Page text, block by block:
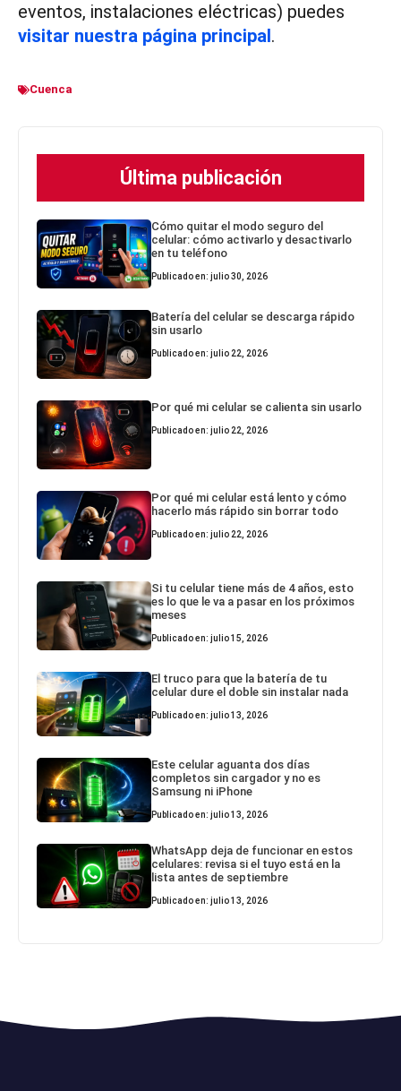
eventos, instalaciones eléctricas) puedes
visitar nuestra página principal.
Cuenca
Última publicación
Cómo quitar el modo seguro del
celular: cómo activarlo y desactivarlo
en tu teléfono
Publicado en: julio 30, 2026
Batería del celular se descarga rápido
sin usarlo
Publicado en: julio 22, 2026
Por qué mi celular se calienta sin usarlo
Publicado en: julio 22, 2026
Por qué mi celular está lento y cómo
hacerlo más rápido sin borrar todo
Publicado en: julio 22, 2026
Si tu celular tiene más de 4 años, esto
es lo que le va a pasar en los próximos
meses
Publicado en: julio 15, 2026
El truco para que la batería de tu
celular dure el doble sin instalar nada
Publicado en: julio 13, 2026
Este celular aguanta dos días
completos sin cargador y no es
Samsung ni iPhone
Publicado en: julio 13, 2026
WhatsApp deja de funcionar en estos
celulares: revisa si el tuyo está en la
lista antes de septiembre
Publicado en: julio 13, 2026